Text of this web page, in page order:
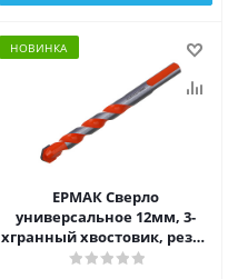
НОВИНКА
ЕРМАК Сверло
универсальное 12мм, 3-
хгранный хвостовик, резец
bk6, стержень 40Cr